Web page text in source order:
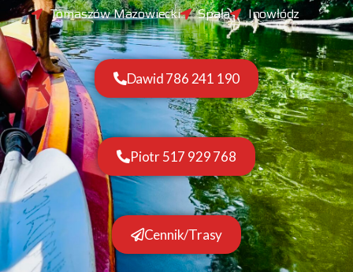
Tomaszów Mazowiecki
Spała Inowłódz
Dawid 786 241 190
Piotr 517 929 768
Cennik/Trasy